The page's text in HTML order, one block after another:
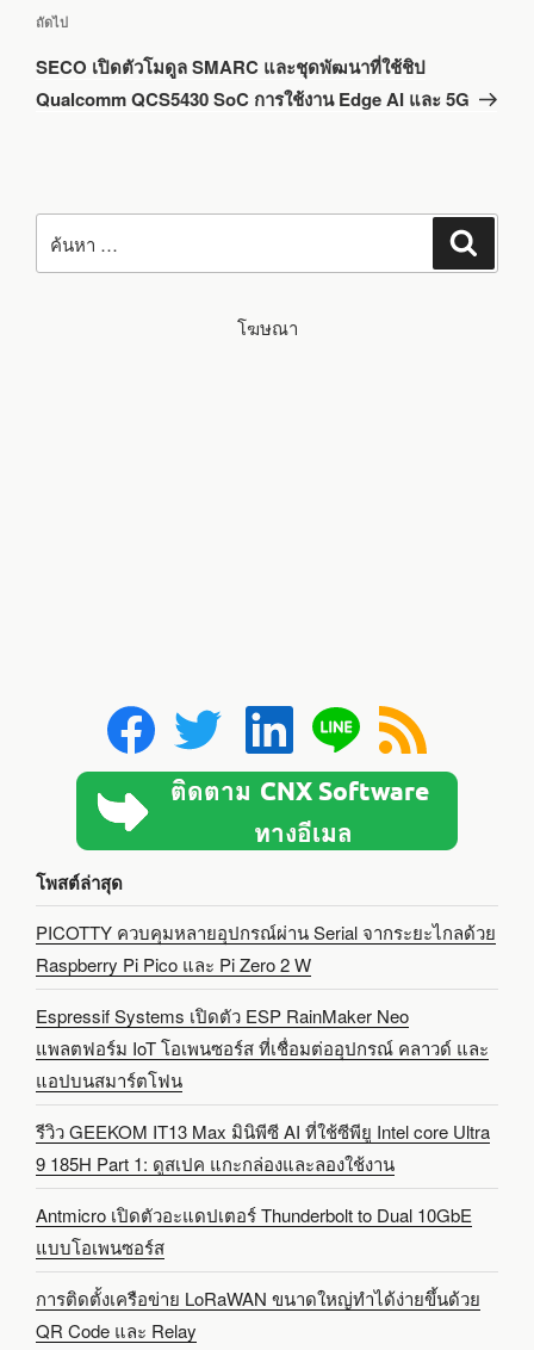
เรื่อง
ถัดไป
SECO เปิดตัวโมดูล SMARC และชุดพัฒนาที่ใช้ชิป
Qualcomm QCS5430 SoC การใช้งาน Edge AI และ 5G
ค้นหา:
โฆษณา
โพสต์ล่าสุด
PICOTTY ควบคุมหลายอุปกรณ์ผ่าน Serial จากระยะไกลด้วย
Raspberry Pi Pico และ Pi Zero 2 W
Espressif Systems เปิดตัว ESP RainMaker Neo
แพลตฟอร์ม IoT โอเพนซอร์ส ที่เชื่อมต่ออุปกรณ์ คลาวด์ และ
แอปบนสมาร์ตโฟน
รีวิว GEEKOM IT13 Max มินิพีซี AI ที่ใช้ซีพียู Intel core Ultra
9 185H Part 1: ดูสเปค แกะกล่องและลองใช้งาน
Antmicro เปิดตัวอะแดปเตอร์ Thunderbolt to Dual 10GbE
แบบโอเพนซอร์ส
การติดตั้งเครือข่าย LoRaWAN ขนาดใหญ่ทำได้ง่ายขึ้นด้วย
QR Code และ Relay